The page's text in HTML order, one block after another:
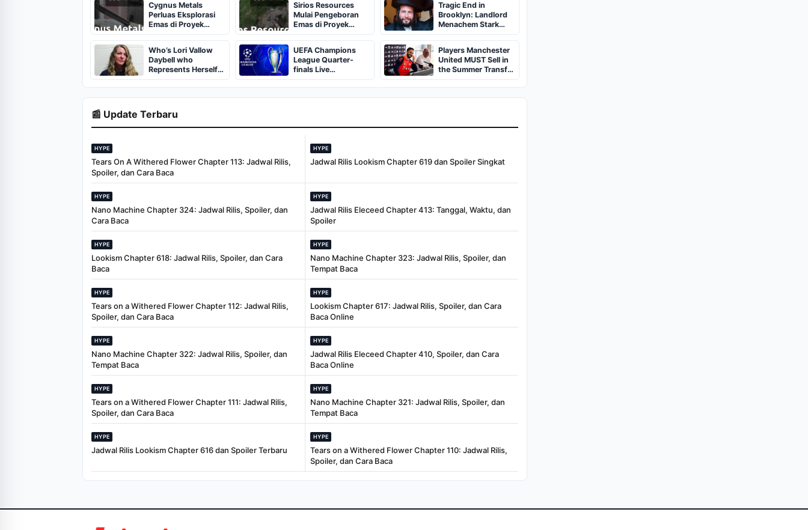
Cygnus Metals
Perluas Eksplorasi
Emas di Proyek
Chibougamau
Quebec
Sirios Resources
Mulai Pengeboran
Emas di Proyek
Cheechoo Quebec
Tragic End in
Brooklyn: Landlord
Menachem Stark
Abducted,
Suffocated, and Left
Burned in a
Dumpster
Who’s Lori Vallow
Daybell who
Represents Herself
in Fourth Husband's
Murder Trial
UEFA Champions
League Quarter-
finals Live
Streaming: Leg 1
Fixtures, Timings,
When And Where To
Players Manchester
United MUST Sell in
the Summer Transfer
Window
📰 Update Terbaru
HYPE
Tears On A Withered Flower Chapter 113: Jadwal Rilis,
Spoiler, dan Cara Baca
HYPE
Jadwal Rilis Lookism Chapter 619 dan Spoiler Singkat
HYPE
Nano Machine Chapter 324: Jadwal Rilis, Spoiler, dan
Cara Baca
HYPE
Jadwal Rilis Eleceed Chapter 413: Tanggal, Waktu, dan
Spoiler
HYPE
Lookism Chapter 618: Jadwal Rilis, Spoiler, dan Cara
Baca
HYPE
Nano Machine Chapter 323: Jadwal Rilis, Spoiler, dan
Tempat Baca
HYPE
Tears on a Withered Flower Chapter 112: Jadwal Rilis,
Spoiler, dan Cara Baca
HYPE
Lookism Chapter 617: Jadwal Rilis, Spoiler, dan Cara
Baca Online
HYPE
Nano Machine Chapter 322: Jadwal Rilis, Spoiler, dan
Tempat Baca
HYPE
Jadwal Rilis Eleceed Chapter 410, Spoiler, dan Cara
Baca Online
HYPE
Tears on a Withered Flower Chapter 111: Jadwal Rilis,
Spoiler, dan Cara Baca
HYPE
Nano Machine Chapter 321: Jadwal Rilis, Spoiler, dan
Tempat Baca
HYPE
Jadwal Rilis Lookism Chapter 616 dan Spoiler Terbaru
HYPE
Tears on a Withered Flower Chapter 110: Jadwal Rilis,
Spoiler, dan Cara Baca